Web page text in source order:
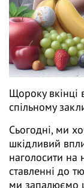
Щороку вкінці
спільному
Сьогодні, ми
шкідливий
наголосити на
ставленні до
ми запалюємо